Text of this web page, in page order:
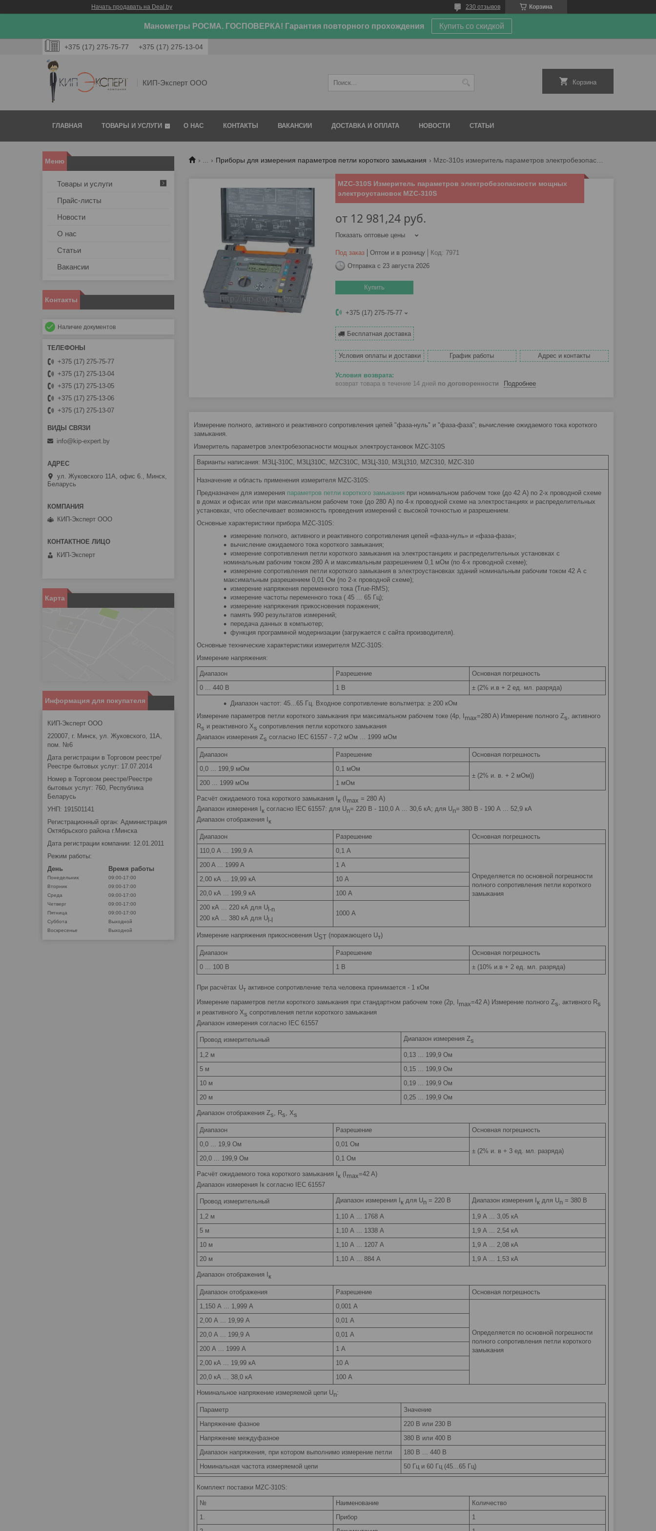
Начать продавать на Deal.by Корзина
230 отзывов
Манометры РОСМА. ГОСПОВЕРКА! Гарантия повторного прохождения Купить со скидкой
+375 (17) 275-75-77 +375 (17) 275-13-04
КИП-Эксперт ООО Корзина
ГЛАВНАЯ ТОВАРЫ И УСЛУГИ О НАС КОНТАКТЫ ВАКАНСИИ ДОСТАВКА И ОПЛАТА НОВОСТИ СТАТЬИ
... Приборы для измерения параметров петли короткого замыкания Mzc-310s измеритель параметров электробезопасности мощных электроустановок mzc-310s
MZC-310S Измеритель параметров электробезопасности мощных
электроустановок MZC-310S
от 12 981,24 руб.
Показать оптовые цены
Под заказ Оптом и в розницу Код: 7971
Отправка с 23 августа 2026
Купить
+375 (17) 275-75-77
Бесплатная доставка
Условия оплаты и доставки График работы Адрес и контакты
возврат товара в течение 14 дней по договоренности Подробнее
Измерение полного, активного и реактивного сопротивления цепей "фаза-нуль" и "фаза-фаза"; вычисление ожидаемого тока короткого
замыкания.
Измеритель параметров электробезопасности мощных электроустановок MZC-310S
Варианты написания: МЗЦ-310С, МЗЦ310С, MZC310C, МЗЦ-310, МЗЦ310, MZC310, MZC-310
Назначение и область применения измерителя MZC-310S:
Предназначен для измерения параметров петли короткого замыкания при номинальном рабочем токе (до 42 А) по 2-х проводной схеме
в домах и офисах или при максимальном рабочем токе (до 280 А) по 4-х проводной схеме на электростанциях и распределительных
установках, что обеспечивает возможность проведения измерений с высокой точностью и разрешением.
Основные характеристики прибора MZC-310S:
измерение полного, активного и реактивного сопротивления цепей «фаза-нуль» и «фаза-фаза»;
вычисление ожидаемого тока короткого замыкания;
измерение сопротивления петли короткого замыкания на электростанциях и распределительных установках с
номинальным рабочим током 280 А и максимальным разрешением 0,1 мОм (по 4-х проводной схеме);
измерение сопротивления петли короткого замыкания в электроустановках зданий номинальным рабочим током 42 А с
максимальным разрешением 0,01 Ом (по 2-х проводной схеме);
измерение напряжения переменного тока (True-RMS);
измерение частоты переменного тока ( 45 ... 65 Гц);
измерение напряжения прикосновения поражения;
память 990 результатов измерений;
передача данных в компьютер;
функция программной модернизации (загружается с сайта производителя).
Основные технические характеристики измерителя MZC-310S:
Измерение напряжения:
Диапазон Разрешение
Основная погрешность
0 ... 440 В
1 В ± (2% и.в + 2 ед. мл. разряда)
Диапазон частот: 45...65 Гц. Входное сопротивление вольтметра: ≥ 200 кОм
Измерение параметров петли короткого замыкания при максимальном рабочем токе (4p, I max=280 A) Измерение полного Zs , активного
Rs и реактивного Xs сопротивления петли короткого замыкания
Диапазон измерения Zs согласно IEC 61557 - 7,2 мОм ... 1999 мОм
Диапазон Разрешение
Основная погрешность
0,0 ... 199,9 мОм
0,1 мОм
± (2% и. в. + 2 мОм))
200 ... 1999 мОм
1 мОм
Расчёт ожидаемого тока короткого замыкания Iк (Imax = 280 А)
Диапазон измерения I к согласно IEC 61557: для Un= 220 В - 110,0 А ... 30,6 кА; для Un= 380 В - 190 А ... 52,9 кА
Диапазон отображения I к
Диапазон Разрешение
Основная погрешность
110,0 А ... 199,9 A
0,1 А
Определяется по основной погрешности
полного сопротивления петли короткого
замыкания
200 A ... 1999 A
1 А
2,00 кА ... 19,99 кА
10 А
20,0 кА ... 199,9 кА
100 А
200 кА ... 220 кА для U l-n
200 кА ... 380 кА для Ul-l
1000 А
Измерение напряжения прикосновения UST (поражающего Uт)
Диапазон Разрешение
Основная погрешность
0 ... 100 В
1 В ± (10% и.в + 2 ед. мл. разряда)
При расчётах Uт активное сопротивление тела человека принимается - 1 кОм
Измерение параметров петли короткого замыкания при стандартном рабочем токе (2p, Imax=42 A) Измерение полного Zs , активного Rs
и реактивного Xs сопротивления петли короткого замыкания
Диапазон измерения согласно IEC 61557
Провод измерительный Диапазон измерения Zs
1,2 м
0,13 ... 199,9 Ом
5 м
0,15 ... 199,9 Ом
10 м
0,19 ... 199,9 Ом
20 м
0,25 ... 199,9 Ом
Диапазон отображения Zs , Rs , Xs
Диапазон Разрешение
Основная погрешность
0,0 ... 19,9 Ом
0,01 Ом
± (2% и. в + 3 ед. мл. разряда)
20,0 ... 199,9 Ом
0,1 Ом
Расчёт ожидаемого тока короткого замыкания I к (I max=42 A)
Диапазон измерения Iк согласно IEC 61557
Провод измерительный Диапазон измерения I к для Un = 220 В Диапазон измерения I к для Un = 380 В
1,2 м 1,10 А ... 1768 А
1,9 А ... 3,05 кА
5 м
1,10 А ... 1338 А
1,9 А ... 2,54 кА
10 м
1,10 А ... 1207 А
1,9 А ... 2,08 кА
20 м
1,10 А ... 884 А 1,9 А ... 1,53 кА
Диапазон отображения I к
Диапазон отображения Разрешение
Основная погрешность
1,150 А ... 1,999 А
0,001 А
Определяется по основной погрешности
полного сопротивления петли короткого
замыкания
2,00 А ... 19,99 А
0,01 А
20,0 А ... 199,9 А
0,01 А
200 А ... 1999 А
1 А
2,00 кА ... 19,99 кА
10 А
20,0 кА ... 38,0 кА
100 А
Номинальное напряжение измеряемой цепи Un:
Параметр
Значение
Напряжение фазное
220 В или 230 В
Напряжение междуфазное
380 В или 400 В
Диапазон напряжения, при котором выполнимо измерение петли
180 В ... 440 В
Номинальная частота измеряемой цепи
50 Гц и 60 Гц (45...65 Гц)
Комплект поставки MZC-310S:
№ Наименование
Количество
1.
Прибор
1
Товары и услуги
Прайс-листы
Новости
О нас
Статьи
Вакансии
Контакты
Наличие документов
+375 (17) 275-75-77
+375 (17) 275-13-04
+375 (17) 275-13-05
+375 (17) 275-13-06
+375 (17) 275-13-07
info@kip-expert.by
ул. Жуковского 11А, офис 6., Минск,
Беларусь
КИП-Эксперт ООО
КИП-Эксперт
Карта
Информация для покупателя
КИП-Эксперт ООО
220007, г. Минск, ул. Жуковского, 11А,
пом. №6
Дата регистрации в Торговом реестре/
Реестре бытовых услуг: 17.07.2014
Номер в Торговом реестре/Реестре
бытовых услуг: 760, Республика
Беларусь
УНП: 191501141
Регистрационный орган: Администрация
Октябрьского района г.Минска
Дата регистрации компании: 12.01.2011
Режим работы:
День
Время работы
Понедельник
09:00-17:00
Вторник
09:00-17:00
Среда
09:00-17:00
Четверг
09:00-17:00
Пятница
09:00-17:00
Суббота
Выходной
Воскресенье
Выходной